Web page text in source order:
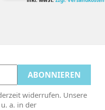
widerrufen. Unsere
a. in der